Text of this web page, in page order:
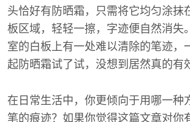
头恰好有防晒霜，只需将它均匀涂抹
板区域，轻轻一擦，字迹便自然消失
室的白板上有一处难以清除的笔迹，
起防晒霜试了试，没想到居然真的有
在日常生活中，你更倾向于用哪一种
笔的痕迹？如果你觉得这篇文章对你